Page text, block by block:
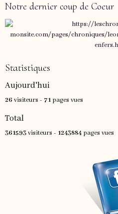
Notre dernier coup de Coeur
Statistiques
Aujourd'hui
26 visiteurs - 71 pages vues
Total
361593visiteurs - 1243884 pages vues